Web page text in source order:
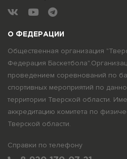
О ФЕДЕРАЦИИ
Общественная организация
Федерация
проведением соревнований по
спортивных мероприятий по
территории Тверской области.
аккредитацию комитета по
Тверской области.
Справки по телефону